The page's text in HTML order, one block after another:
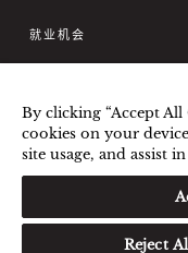
就业机会
最优惠房价保证 条
宾客及访客行为规范与
可持续及能源效率发展
By clicking “Accept
cookies on your
site usage, and assist
Reject